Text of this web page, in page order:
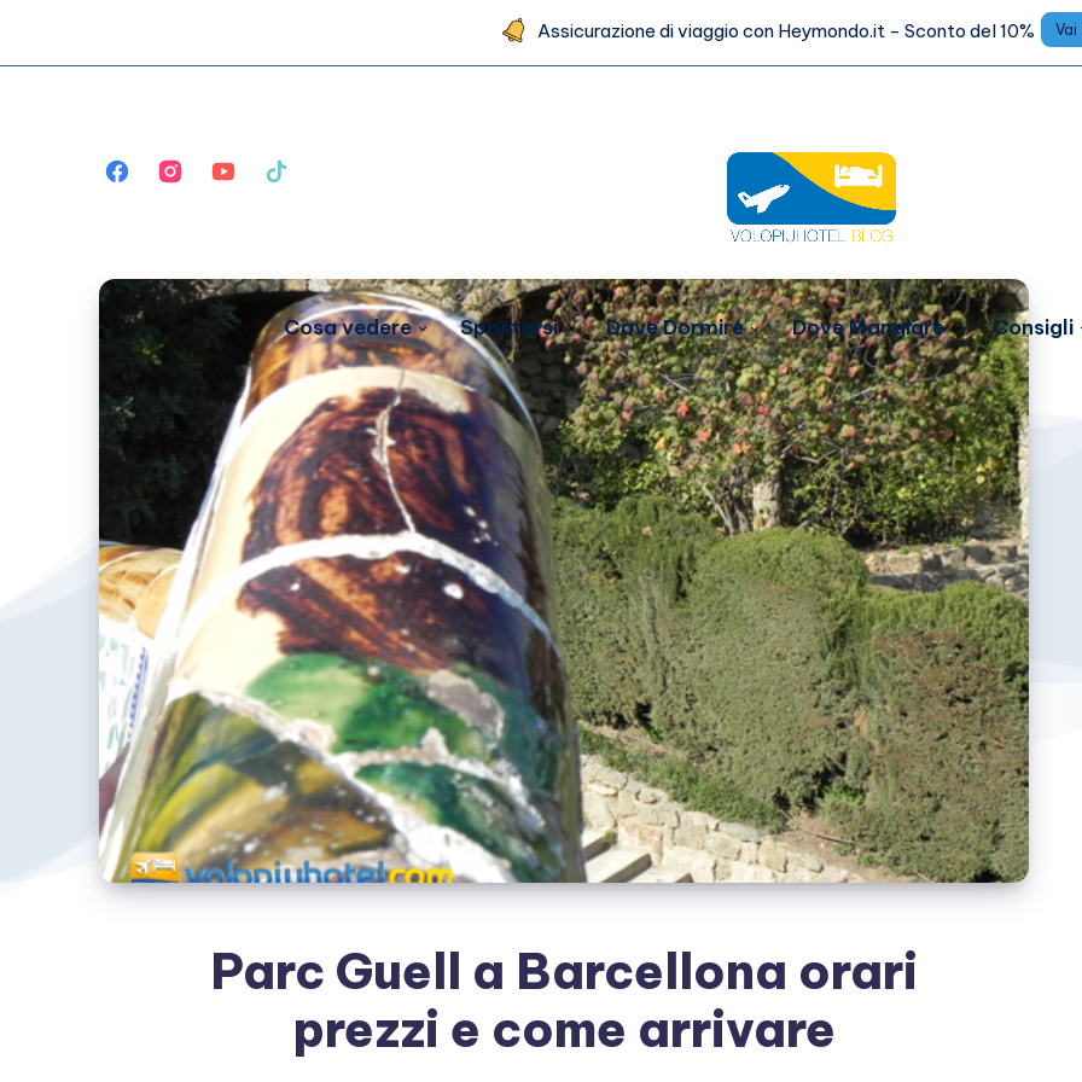
Assicurazione di viaggio con Heymondo.it - Sconto del 10% Vai
Cosa vedere Spostarsi Dove Dormire Dove Mangiare Consigli
Parc Guell a Barcellona orari
prezzi e come arrivare